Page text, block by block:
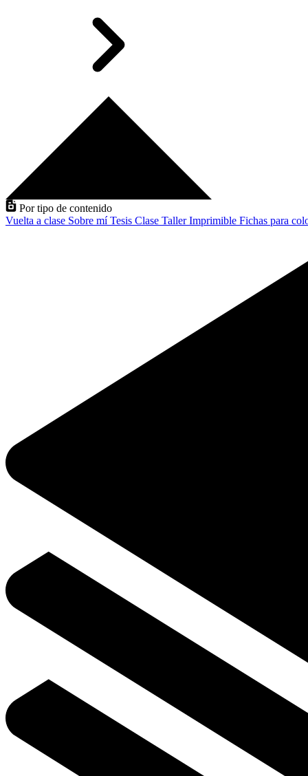
Por tipo de contenido
Vuelta a clase Sobre míTesis Clase TallerImprimible Fichas para